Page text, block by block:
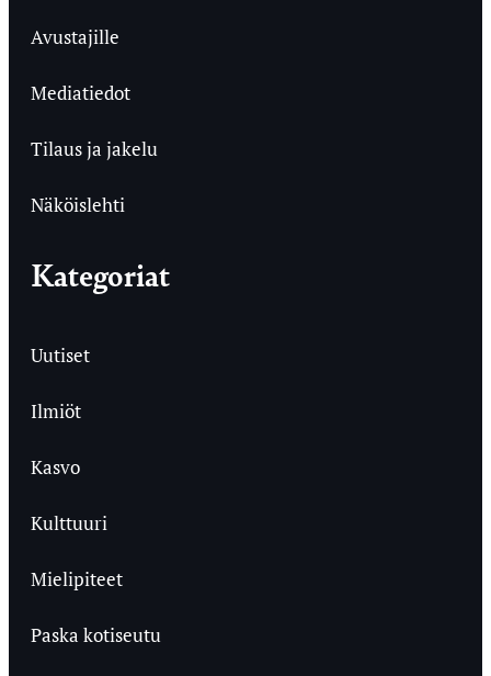
Avustajille
Mediatiedot
Tilaus ja jakelu
Näköislehti
Kategoriat
Uutiset
Ilmiöt
Kasvo
Kulttuuri
Mielipiteet
Paska kotiseutu